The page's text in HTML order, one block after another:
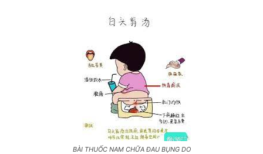
BÀI THUỐC NAM CHỮA ĐAU BỤNG DO